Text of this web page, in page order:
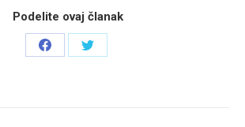
Podelite ovaj članak
Share
Share